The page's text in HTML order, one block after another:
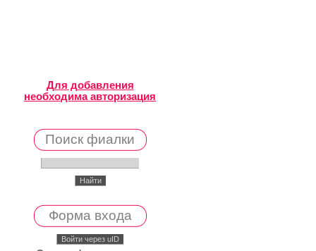
Для добавления
необходима авторизация
Поиск фиалки
Форма входа
Войти через uID